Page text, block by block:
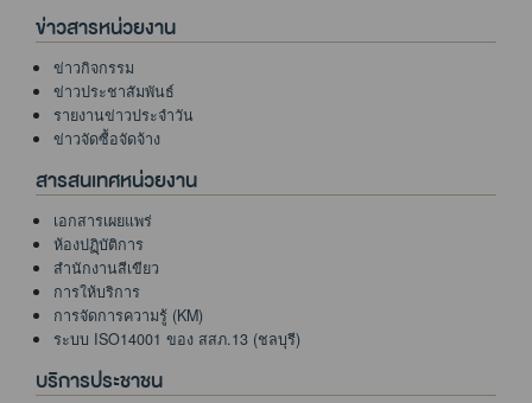
ข่าวสารหน่วยงาน
ข่าวกิจกรรม
ข่าวประชาสัมพันธ์
รายงานข่าวประจำวัน
ข่าวจัดซื้อจัดจ้าง
สารสนเทศหน่วยงาน
เอกสารเผยแพร่
ห้องปฏฺิบัติการ
สำนักงานสีเขียว
การให้บริการ
การจัดการความรู้ (KM)
ระบบ ISO14001 ของ สสภ.13 (ชลบุรี)
บริการประชาชน